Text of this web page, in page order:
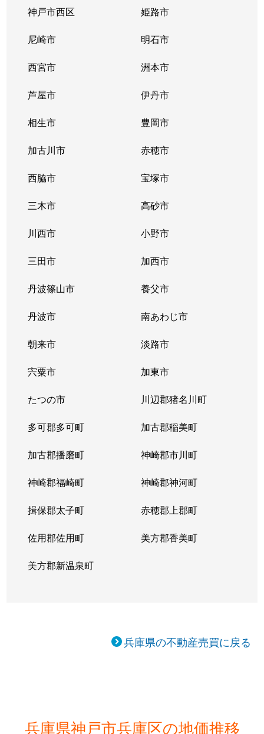
神戸市西区 姫路市
尼崎市 明石市
西宮市 洲本市
芦屋市 伊丹市
相生市 豊岡市
加古川市 赤穂市
西脇市 宝塚市
三木市 高砂市
川西市 小野市
三田市 加西市
丹波篠山市 養父市
丹波市 南あわじ市
朝来市 淡路市
宍粟市 加東市
たつの市 川辺郡猪名川町
多可郡多可町 加古郡稲美町
加古郡播磨町 神崎郡市川町
神崎郡福崎町 神崎郡神河町
揖保郡太子町 赤穂郡上郡町
佐用郡佐用町 美方郡香美町
美方郡新温泉町
兵庫県の不動産売買に戻る
兵庫県神戸市兵庫区の地価推移